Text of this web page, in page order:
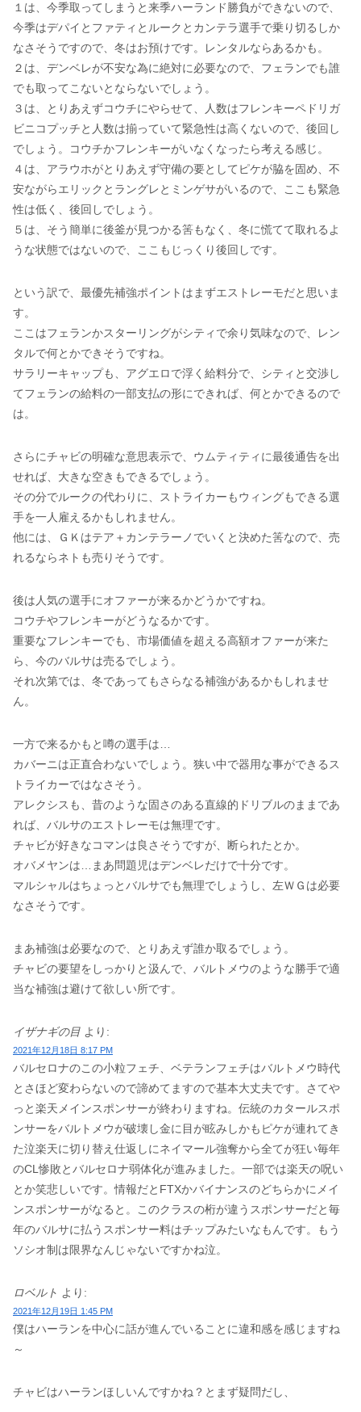
１は、今季取ってしまうと来季ハーランド勝負ができないので、
今季はデパイとファティとルークとカンテラ選手で乗り切るしか
なさそうですので、冬はお預けです。レンタルならあるかも。
２は、デンベレが不安な為に絶対に必要なので、フェランでも誰
でも取ってこないとならないでしょう。
３は、とりあえずコウチにやらせて、人数はフレンキーペドリガ
ビニコプッチと人数は揃っていて緊急性は高くないので、後回し
でしょう。コウチかフレンキーがいなくなったら考える感じ。
４は、アラウホがとりあえず守備の要としてピケが脇を固め、不
安ながらエリックとラングレとミンゲサがいるので、ここも緊急
性は低く、後回しでしょう。
５は、そう簡単に後釜が見つかる筈もなく、冬に慌てて取れるよ
うな状態ではないので、ここもじっくり後回しです。
という訳で、最優先補強ポイントはまずエストレーモだと思いま
す。
ここはフェランかスターリングがシティで余り気味なので、レン
タルで何とかできそうですね。
サラリーキャップも、アグエロで浮く給料分で、シティと交渉し
てフェランの給料の一部支払の形にできれば、何とかできるので
は。
さらにチャビの明確な意思表示で、ウムティティに最後通告を出
せれば、大きな空きもできるでしょう。
その分でルークの代わりに、ストライカーもウィングもできる選
手を一人雇えるかもしれません。
他には、ＧＫはテア＋カンテラーノでいくと決めた筈なので、売
れるならネトも売りそうです。
後は人気の選手にオファーが来るかどうかですね。
コウチやフレンキーがどうなるかです。
重要なフレンキーでも、市場価値を超える高額オファーが来た
ら、今のバルサは売るでしょう。
それ次第では、冬であってもさらなる補強があるかもしれませ
ん。
一方で来るかもと噂の選手は…
カバーニは正直合わないでしょう。狭い中で器用な事ができるス
トライカーではなさそう。
アレクシスも、昔のような固さのある直線的ドリブルのままであ
れば、バルサのエストレーモは無理です。
チャビが好きなコマンは良さそうですが、断られたとか。
オバメヤンは…まあ問題児はデンベレだけで十分です。
マルシャルはちょっとバルサでも無理でしょうし、左ＷＧは必要
なさそうです。
まあ補強は必要なので、とりあえず誰か取るでしょう。
チャビの要望をしっかりと汲んで、バルトメウのような勝手で適
当な補強は避けて欲しい所です。
イザナギの目 より:
2021年12月18日 8:17 PM
バルセロナのこの小粒フェチ、ベテランフェチはバルトメウ時代
とさほど変わらないので諦めてますので基本大丈夫です。さてや
っと楽天メインスポンサーが終わりますね。伝統のカタールスポ
ンサーをバルトメウが破壊し金に目が眩みしかもピケが連れてき
た泣楽天に切り替え仕返しにネイマール強奪から全てが狂い毎年
のCL惨敗とバルセロナ弱体化が進みました。一部では楽天の呪い
とか笑悲しいです。情報だとFTXかバイナンスのどちらかにメイ
ンスポンサーがなると。このクラスの桁が違うスポンサーだと毎
年のバルサに払うスポンサー料はチップみたいなもんです。もう
ソシオ制は限界なんじゃないですかね泣。
ロベルト より:
2021年12月19日 1:45 PM
僕はハーランを中心に話が進んでいることに違和感を感じますね
～
チャビはハーランほしいんですかね？とまず疑問だし、